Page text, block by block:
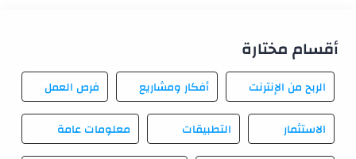
أقسام مختارة
الربح من الإنترنت أفكار ومشاريع فرص العمل
الاستثمار التطبيقات معلومات عامة